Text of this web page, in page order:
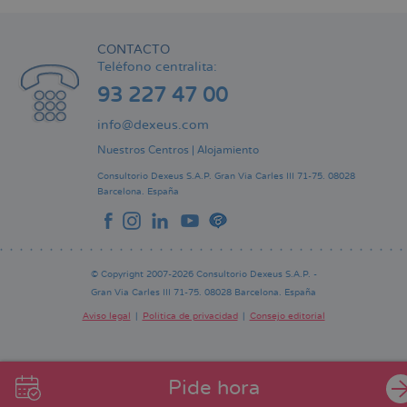
Pide hora
CONTACTO
Teléfono centralita:
93 227 47 00
info@dexeus.com
Nuestros Centros | Alojamiento
Consultorio Dexeus S.A.P. Gran Via Carles III 71-75. 08028
Barcelona. España
© Copyright 2007-2026 Consultorio Dexeus S.A.P. -
Gran Via Carles III 71-75. 08028 Barcelona. España
página
Aviso legal Política de privacidad Consejo editorial